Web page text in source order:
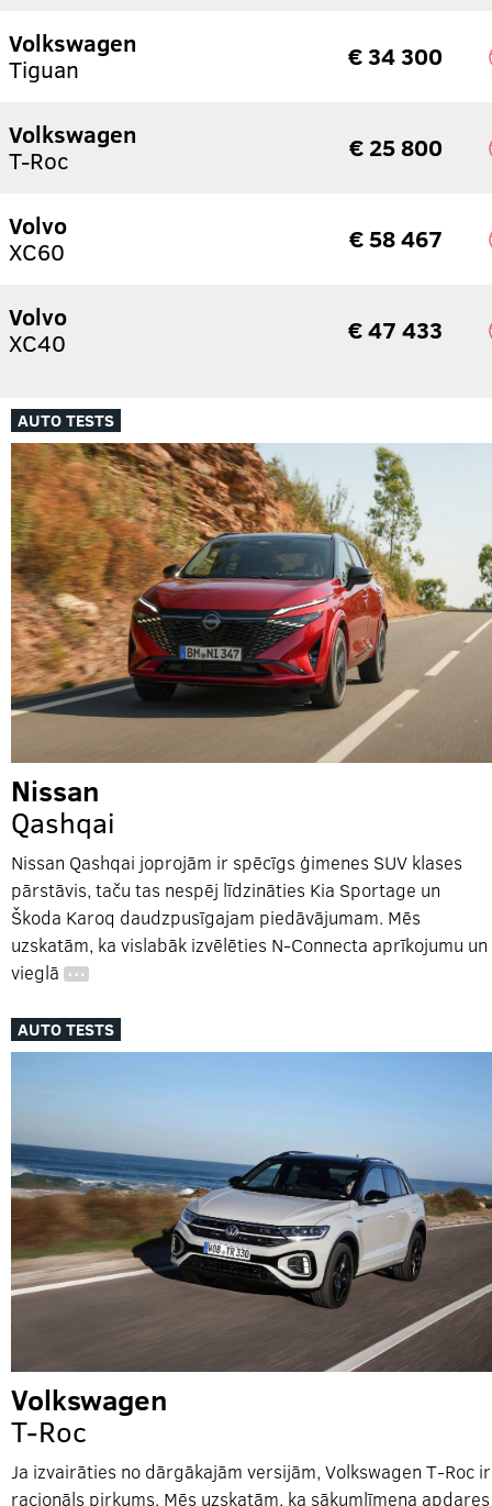
Volkswagen
Tiguan
€ 34 300
Volkswagen
T-Roc
€ 25 800
Volvo
XC60
€ 58 467
Volvo
XC40
€ 47 433
AUTO TESTS
Nissan
Qashqai
Nissan Qashqai joprojām ir spēcīgs ģimenes SUV klases
pārstāvis, taču tas nespēj līdzināties Kia Sportage un
Škoda Karoq daudzpusīgajam piedāvājumam. Mēs
uzskatām, ka vislabāk izvēlēties N-Connecta aprīkojumu un
vieglā …
AUTO TESTS
Volkswagen
T-Roc
Ja izvairāties no dārgākajām versijām, Volkswagen T-Roc ir
racionāls pirkums. Mēs uzskatām, ka sākumlīmeņa apdares